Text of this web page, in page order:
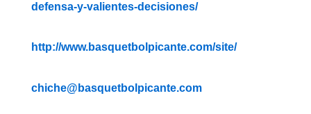
defensa-y-valientes-decisiones/
http://www.basquetbolpicante.com/site/
chiche@basquetbolpicante.com